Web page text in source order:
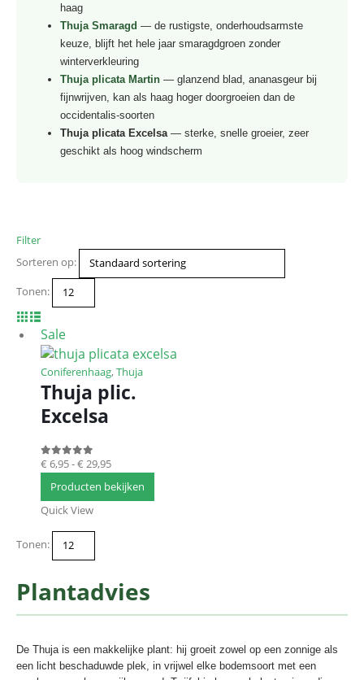
haag
Thuja Smaragd — de rustigste, onderhoudsarmste
keuze, blijft het hele jaar smaragdgroen zonder
winterverkleuring
Thuja plicata Martin— glanzend blad, ananasgeur bij
fijnwrijven, kan als haag hoger doorgroeien dan de
occidentalis-soorten
Thuja plicata Excelsa— sterke, snelle groeier, zeer
geschikt als hoog windscherm
Filter
Sorteren op:
Tonen:
Sale
Coniferenhaag,Thuja
Thuja plic.
Excelsa
0 out of 5
€ 6,95-€ 29,95
Producten bekijken
Quick View
Tonen:
Plantadvies
De Thuja is een makkelijke plant: hij groeit zowel op een zonnige als
een licht beschaduwde plek, in vrijwel elke bodemsoort met een